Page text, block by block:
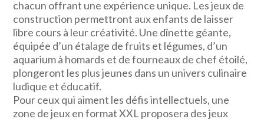
chacun offrant une expérience unique. Les jeux de
construction permettront aux enfants de laisser
libre cours à leur créativité. Une dînette géante,
équipée d’un étalage de fruits et légumes, d’un
aquarium à homards et de fourneaux de chef étoilé,
plongeront les plus jeunes dans un univers culinaire
ludique et éducatif.
Pour ceux qui aiment les défis intellectuels, une
zone de jeux en format XXL proposera des jeux